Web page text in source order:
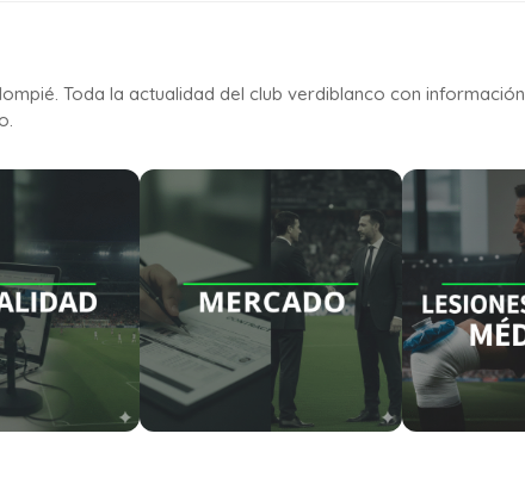
Toda la actualidad del club verdiblanco con información